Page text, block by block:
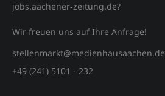
jobs.aachener‑zeitung.de?
Wir freuen uns auf Ihre Anfrage!
stellenmarkt@medienhausaachen.de
+49 (241) 5101 - 232